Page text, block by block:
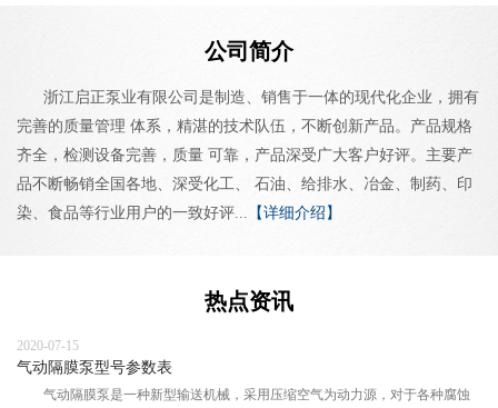
公司简介
浙江启正泵业有限公司是制造、销售于一体的现代化企业，拥有
完善的质量管理 体系，精湛的技术队伍，不断创新产品。产品规格
齐全，检测设备完善，质量 可靠，产品深受广大客户好评。主要产
品不断畅销全国各地、深受化工、 石油、给排水、冶金、制药、印
染、食品等行业用户的一致好评... 【详细介绍】
热点资讯
2020-07-15
气动隔膜泵型号参数表
气动隔膜泵是一种新型输送机械，采用压缩空气为动力源，对于各种腐蚀